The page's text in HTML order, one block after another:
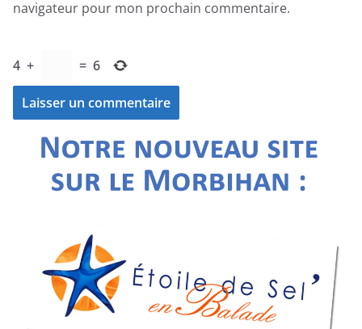
navigateur pour mon prochain commentaire.
4 + = 6